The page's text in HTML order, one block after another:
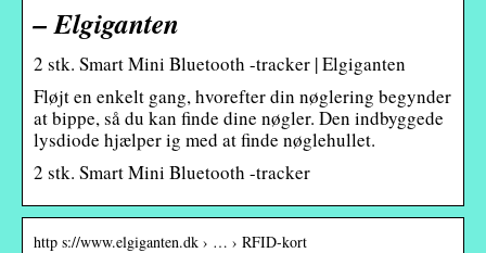
– Elgiganten
2 stk. Smart Mini Bluetooth -tracker | Elgiganten
Fløjt en enkelt gang, hvorefter din nøglering begynder
at bippe, så du kan finde dine nøgler. Den indbyggede
lysdiode hjælper ig med at finde nøglehullet.
2 stk. Smart Mini Bluetooth -tracker
http s://www.elgiganten.dk › … › RFID-kort